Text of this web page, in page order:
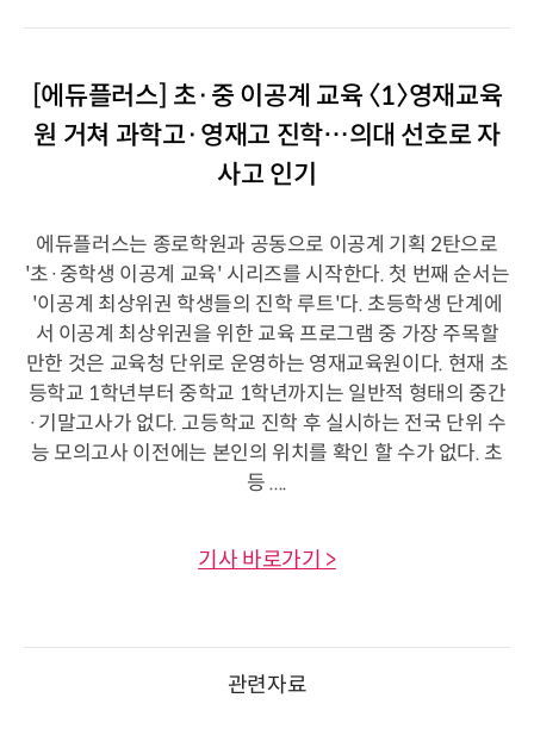
[에듀플러스] 초·중 이공계 교육 〈1〉영재교육
원 거쳐 과학고·영재고 진학…의대 선호로 자
사고 인기
에듀플러스는 종로학원과 공동으로 이공계 기획 2탄으로
'초·중학생 이공계 교육' 시리즈를 시작한다. 첫 번째 순서는
'이공계 최상위권 학생들의 진학 루트'다. 초등학생 단계에
서 이공계 최상위권을 위한 교육 프로그램 중 가장 주목할
만한 것은 교육청 단위로 운영하는 영재교육원이다. 현재 초
등학교 1학년부터 중학교 1학년까지는 일반적 형태의 중간
·기말고사가 없다. 고등학교 진학 후 실시하는 전국 단위 수
능 모의고사 이전에는 본인의 위치를 확인 할 수가 없다. 초
등 ....
기사 바로가기 >
관련자료